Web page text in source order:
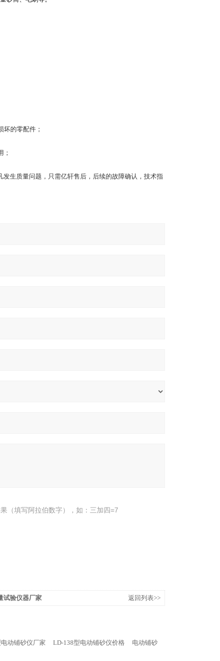
的零配件；
；
生质量问题，只需亿轩售后，后续的故障确认，技术指
（填写阿拉伯数字），如：三加四=7
试验仪器厂家 返回列表>>
动铺砂仪厂家 LD-138型电动铺砂仪价格
电动铺砂